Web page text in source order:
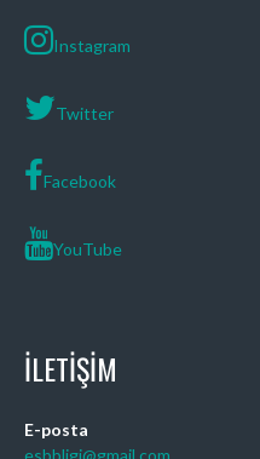
Instagram
Twitter
Facebook
YouTube
İLETIŞIM
E-posta
esbbligi@gmail.com